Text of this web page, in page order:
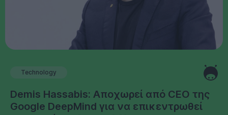
Technology
Demis Hassabis: Αποχωρεί από CEO της
Google DeepMind για να επικεντρωθεί